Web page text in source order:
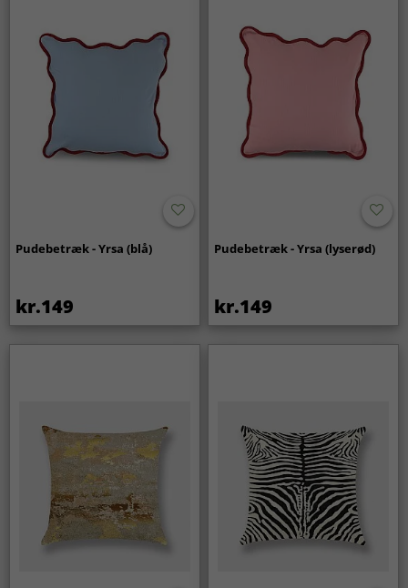
Pudebetræk - Yrsa (blå)
kr.149
Pudebetræk - Yrsa (lyserød)
kr.149